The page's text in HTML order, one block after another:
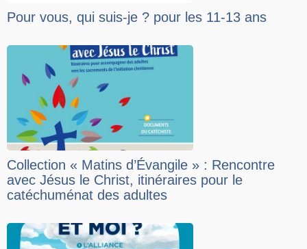
Pour vous, qui suis-je ? pour les 11-13 ans
Collection « Matins d’Évangile » : Rencontre
avec Jésus le Christ, itinéraires pour le
catéchuménat des adultes